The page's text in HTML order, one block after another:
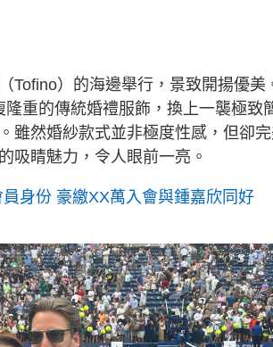
Tofino）的海邊舉行，景致開揚優美
重的傳統婚禮服飾，換上一襲極致
雖然婚紗款式並非極度性感，但卻
吸睛魅力，令人眼前一亮。
身份 豪繳XX萬入會與鍾嘉欣同好